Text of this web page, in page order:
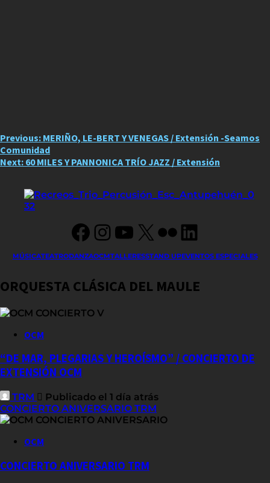
Post
navigation
Previous: MERIÑO, LE-BERT Y VENEGAS / Extensión -Seamos
Comunidad
Next: 60 MILES Y PANNONICA TRÍO JAZZ / Extensión
Facebook
Instagram
YouTube
X FlickrLinkedIn
MÚSICATEATRODANZAOCMTALLERESSTAND UPEVENTOS ESPECIALES
ORQUESTA CLÁSICA DEL MAULE
OCM
“DE MAR, PLEGARIAS Y HEROÍSMO” / CONCIERTO DE
EXTENSIÓN OCM
TRM
Publicado el 1 día atrás
CONCIERTO ANIVERSARIO TRM
OCM
CONCIERTO ANIVERSARIO TRM